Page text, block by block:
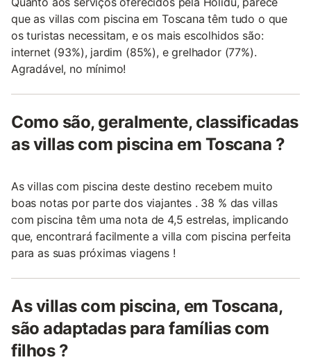
que as villas com piscina em Toscana têm tudo o que
os turistas necessitam, e os mais escolhidos são:
internet (93%), jardim (85%), e grelhador (77%).
Agradável, no mínimo!
Como são, geralmente, classificadas
as villas com piscina em Toscana ?
As villas com piscina deste destino recebem muito
boas notas por parte dos viajantes . 38 % das villas
com piscina têm uma nota de 4,5 estrelas, implicando
que, encontrará facilmente a villa com piscina perfeita
para as suas próximas viagens !
As villas com piscina, em Toscana,
são adaptadas para famílias com
filhos ?